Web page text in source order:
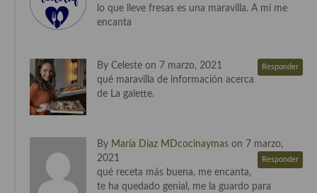
Cocina Eslovena
Cocina Griega
Cocina Holandesa
Cocina Irlanda
Cocina Italiana
lo que lleve fresas es una maravilla. A mí me
encanta
By Celeste on 7 marzo, 2021 Responder
qué maravilla de información acerca
de La galette.
By María Díaz MDcocinaymas on 7 marzo,
2021
Responder
qué receta más buena, me encanta,
te ha quedado genial, me la guardo para